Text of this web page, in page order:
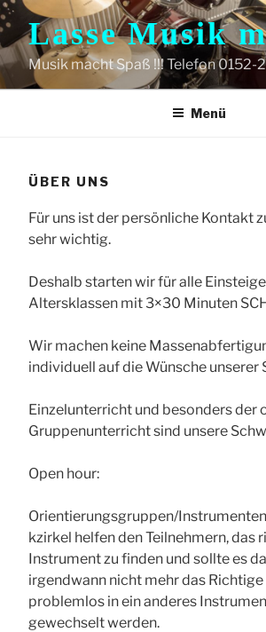
Zum
Inhalt
springen
Lasse Musik
Musik macht Spaß !!! Telefon
Menü
ÜBER UNS
Für uns ist der persönliche Kontakt
sehr wichtig.
Deshalb starten wir für alle
Altersklassen mit 3×30 Minuten
Wir machen keine
individuell auf die Wünsche unserer
Einzelunterricht und besonders der
Gruppenunterricht sind unsere
Open hour:
Orientierungsgruppen/
kzirkel helfen den Teilnehmern, das
Instrument zu finden und sollte es
irgendwann nicht mehr das Richtige
problemlos in ein anderes
gewechselt werden.